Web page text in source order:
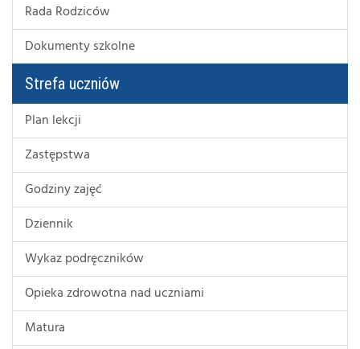
Rada Rodziców
Dokumenty szkolne
Strefa uczniów
Plan lekcji
Zastępstwa
Godziny zajęć
Dziennik
Wykaz podręczników
Opieka zdrowotna nad uczniami
Matura